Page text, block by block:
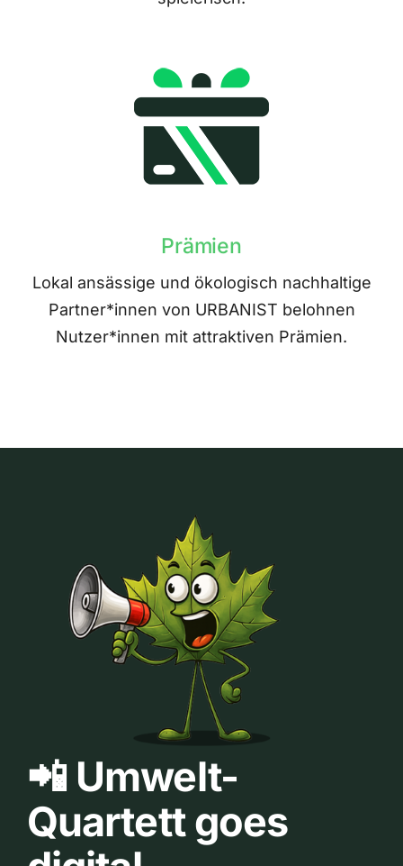
Prämien
Lokal ansässige und ökologisch nachhaltige
Partner*innen von URBANIST belohnen
Nutzer*innen mit attraktiven Prämien.
📲 Umwelt-
Quartett goes